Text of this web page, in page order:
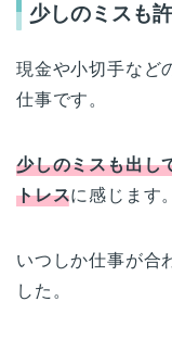
少しのミスも
現金や小切手など
仕事です。
少しのミスも出し
トレスに感じます。
いつしか仕事が合
した。